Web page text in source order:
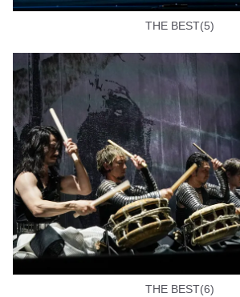
THE BEST(5)
THE BEST(6)